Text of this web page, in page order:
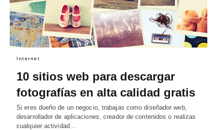
Internet
10 sitios web para descargar
fotografías en alta calidad gratis
Si eres dueño de un negocio, trabajas como diseñador web,
desarrollador de aplicaciones, creador de contenidos o realizas
cualquier actividad…